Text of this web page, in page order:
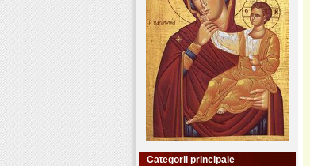
Categorii principale